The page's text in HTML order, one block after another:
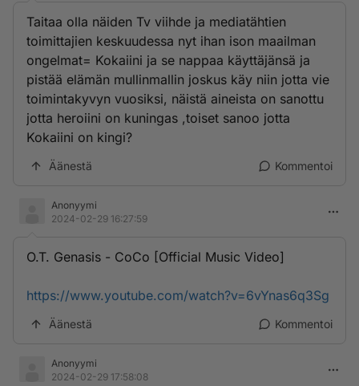
Taitaa olla näiden Tv viihde ja mediatähtien
toimittajien keskuudessa nyt ihan ison maailman
ongelmat= Kokaiini ja se nappaa käyttäjänsä ja
pistää elämän mullinmallin joskus käy niin jotta vie
toimintakyvyn vuosiksi, näistä aineista on sanottu
jotta heroiini on kuningas ,toiset sanoo jotta
Kokaiini on kingi?
Äänestä Kommentoi
Anonyymi
2024-02-29 16:27:59
O.T. Genasis - CoCo [Official Music Video]
https://www.youtube.com/watch?v=6vYnas6q3Sg
Äänestä Kommentoi
Anonyymi
2024-02-29 17:58:08